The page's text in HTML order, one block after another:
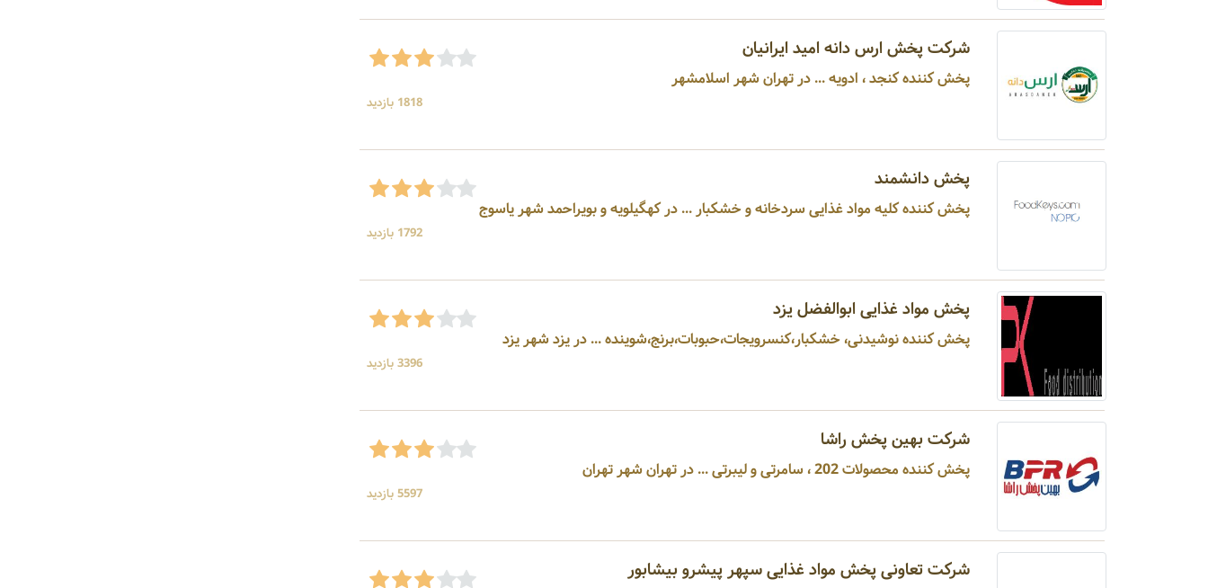
شرکت پخش ارس دانه امید ایرانیان
پخش کننده کنجد ، ادویه ... در تهران شهر اسلامشهر
1818 بازدید
پخش دانشمند
پخش کننده کلیه مواد غذایی سردخانه و خشکبار ... در کهگیلویه و بویراحمد شهر یاسوج
1792 بازدید
پخش مواد غذایی ابوالفضل یزد
پخش کننده نوشیدنی، خشکبار،کنسرویجات،حبوبات،برنج،شوینده ... در یزد شهر یزد
3396 بازدید
شرکت بهین پخش راشا
پخش کننده محصولات 202 ، سامرتی و لیبرتی ... در تهران شهر تهران
5597 بازدید
شرکت تعاونی پخش مواد غذایی سپهر پیشرو بیشابور